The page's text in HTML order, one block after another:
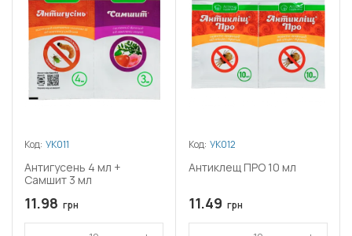
Код: УК011
Антигусень 4 мл +
Самшит 3 мл
11.98 грн
Код: УК012
Антиклещ ПРО 10 мл
11.49 грн